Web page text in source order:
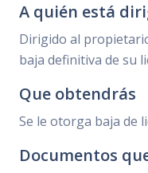
A quién está
Dirigido al
baja definitiva de su
Que obtendrás
Se le otorga baja de
Documentos